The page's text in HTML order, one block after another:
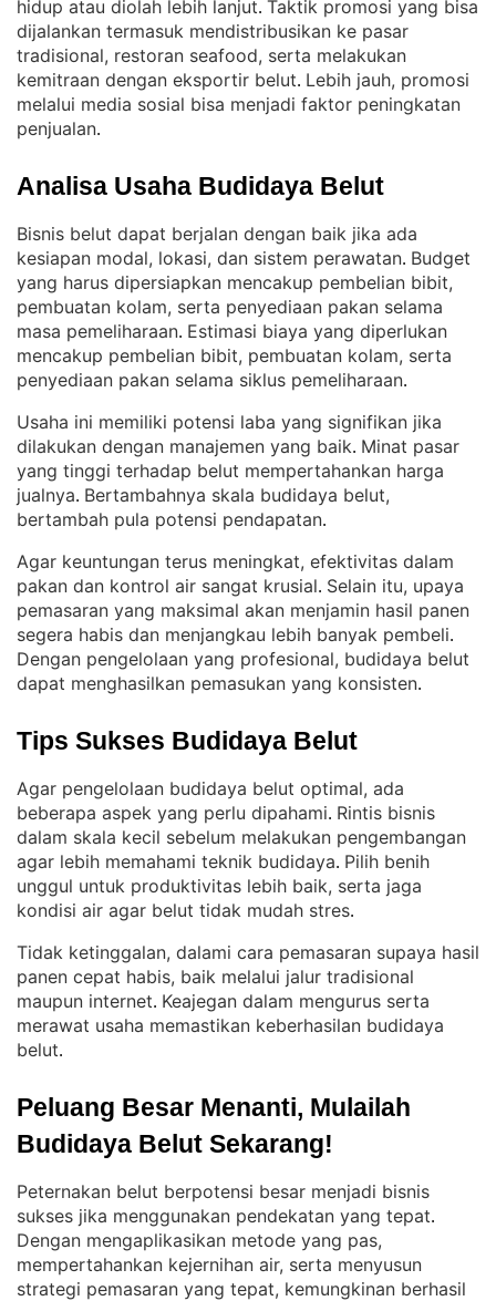
hidup atau diolah lebih lanjut. Taktik promosi yang bisa
dijalankan termasuk mendistribusikan ke pasar
tradisional, restoran seafood, serta melakukan
kemitraan dengan eksportir belut. Lebih jauh, promosi
melalui media sosial bisa menjadi faktor peningkatan
penjualan.
Analisa Usaha Budidaya Belut
Bisnis belut dapat berjalan dengan baik jika ada
kesiapan modal, lokasi, dan sistem perawatan. Budget
yang harus dipersiapkan mencakup pembelian bibit,
pembuatan kolam, serta penyediaan pakan selama
masa pemeliharaan. Estimasi biaya yang diperlukan
mencakup pembelian bibit, pembuatan kolam, serta
penyediaan pakan selama siklus pemeliharaan.
Usaha ini memiliki potensi laba yang signifikan jika
dilakukan dengan manajemen yang baik. Minat pasar
yang tinggi terhadap belut mempertahankan harga
jualnya. Bertambahnya skala budidaya belut,
bertambah pula potensi pendapatan.
Agar keuntungan terus meningkat, efektivitas dalam
pakan dan kontrol air sangat krusial. Selain itu, upaya
pemasaran yang maksimal akan menjamin hasil panen
segera habis dan menjangkau lebih banyak pembeli
Dengan pengelolaan yang profesional, budidaya belut
dapat menghasilkan pemasukan yang konsisten.
Tips Sukses Budidaya Belut
Agar pengelolaan budidaya belut optimal, ada
beberapa aspek yang perlu dipahami. Rintis bisnis
dalam skala kecil sebelum melakukan pengembangan
agar lebih memahami teknik budidaya. Pilih benih
unggul untuk produktivitas lebih baik, serta jaga
kondisi air agar belut tidak mudah stres.
Tidak ketinggalan, dalami cara pemasaran supaya hasil
panen cepat habis, baik melalui jalur tradisional
maupun internet. Keajegan dalam mengurus serta
merawat usaha memastikan keberhasilan budidaya
belut.
Peluang Besar Menanti, Mulailah
Budidaya Belut Sekarang!
Peternakan belut berpotensi besar menjadi bisnis
sukses jika menggunakan pendekatan yang tepat
Dengan mengaplikasikan metode yang pas,
mempertahankan kejernihan air, serta menyusun
strategi pemasaran yang tepat, kemungkinan berhasil